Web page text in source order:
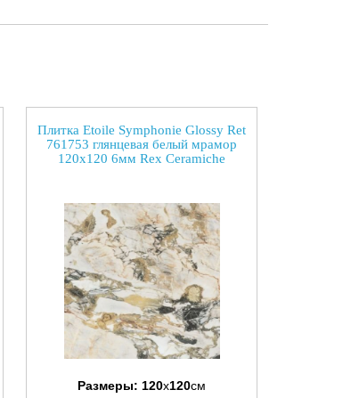
Плитка Etoile Symphonie Glossy Ret
761753 глянцевая белый мрамор
120x120 6мм Rex Ceramiche
Размеры: 120x120см